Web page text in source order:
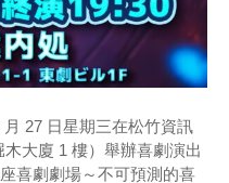
27 日星期三在松竹資訊
大廈 1 樓）舉辦喜劇演出
喜劇劇場～不可預測的喜